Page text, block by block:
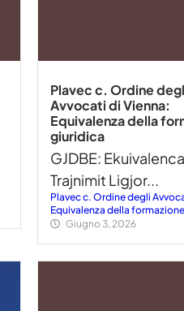
Plavec c. Ordine
Avvocati di Vienna:
Equivalenza della
giuridica
GJDBE:
Trajnimit Ligjor...
Plavec c. Ordine degli
Equivalenza della
Giugno 3, 2026